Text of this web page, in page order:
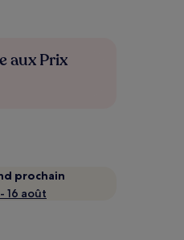
aux Prix
prochain
16 août